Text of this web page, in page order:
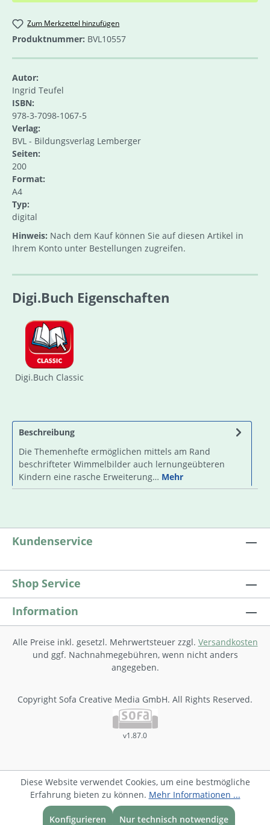
Zum Merkzettel hinzufügen
Produktnummer: BVL10557
Autor:
Ingrid Teufel
ISBN:
978-3-7098-1067-5
Verlag:
BVL - Bildungsverlag Lemberger
Seiten:
200
Format:
A4
Typ:
digital
Hinweis: Nach dem Kauf können Sie auf diesen Artikel in
Ihrem Konto unter Bestellungen zugreifen.
Digi.Buch Eigenschaften
Digi.Buch Classic
Beschreibung
Die Themenhefte ermöglichen mittels am Rand
beschrifteter Wimmelbilder auch lernungeübteren
Kindern eine rasche Erweiterung… Mehr
Kundenservice
Shop Service
Information
Alle Preise inkl. gesetzl. Mehrwertsteuer zzgl. Versandkosten
und ggf. Nachnahmegebühren, wenn nicht anders
angegeben.
Copyright Sofa Creative Media GmbH. All Rights Reserved.
v1.87.0
Diese Website verwendet Cookies, um eine bestmögliche
Erfahrung bieten zu können. Mehr Informationen ...
Nur technisch notwendige
Konfigurieren